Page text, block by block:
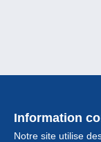
Information
Notre site utilise